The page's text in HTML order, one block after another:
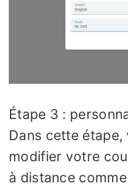
Étape 3 :
Dans cette
modifier votre
à distance